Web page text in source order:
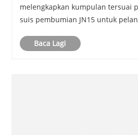
melengkapkan kumpulan tersuai
suis pembumian JN15 untuk
pelanggan untuk komponen
Baca Lagi